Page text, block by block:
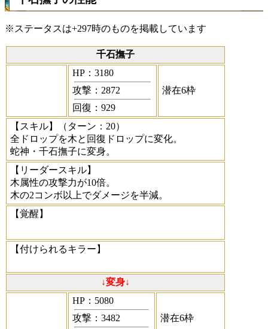
※ステータスは+297時のものを掲載しています
千石撫子
HP：3180
攻撃：2872
回復：929
潜在6枠
【スキル】
（ターン：20）
全ドロップを木と回復ドロップに変化。
蛇神・千石撫子に変身。
【リーダースキル】
木属性の攻撃力が10倍。
木の2コンボ以上でダメージを半減。
【覚醒】
【付けられるキラー】
↓変身↓
HP：5080
攻撃：3482
潜在6枠